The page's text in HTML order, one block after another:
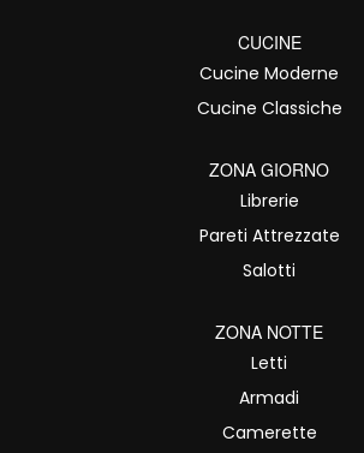
CUCINE
Cucine Moderne
Cucine Classiche
ZONA GIORNO
Librerie
Pareti Attrezzate
Salotti
ZONA NOTTE
Letti
Armadi
Camerette